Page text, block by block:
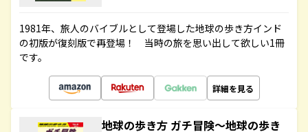
1981年、旅人のバイブルとして登場した地球の歩き方インド
の初版が復刻版で再登場！ 当時の旅を思い出して欲しい1冊
です。
詳細を見る
地球の歩き方 ガチ冒険～地球の歩き